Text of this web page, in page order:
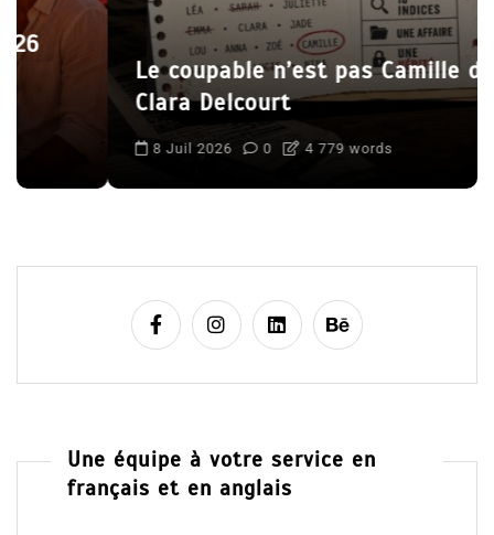
Le coupable n’est pas Camille de
Clara Delcourt
8 Juil 2026 0 4 779 words
Une équipe à votre service en
français et en anglais